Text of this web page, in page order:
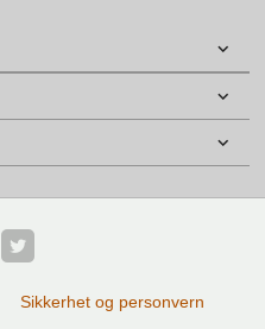
Sikkerhet og personvern